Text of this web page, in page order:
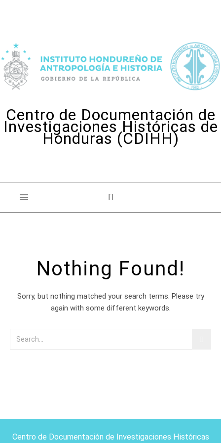
Centro de Documentación de
Investigaciones Históricas de
Honduras (CDIHH)
Nothing Found!
Sorry, but nothing matched your search terms. Please try
again with some different keywords.
Centro de Documentación de Investigaciones Históricas